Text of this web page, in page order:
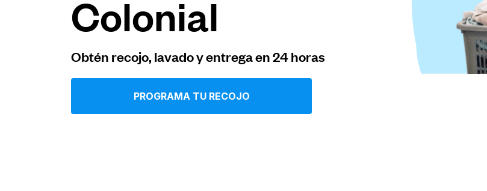
Iniciar sesión
Colonial
Obtén recojo, lavado y entrega en 24 horas
PROGRAMA TU RECOJO